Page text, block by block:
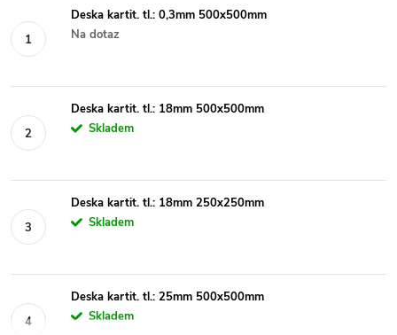
Deska kartit. tl.: 0,3mm 500x500mm
Na dotaz
Deska kartit. tl.: 18mm 500x500mm
Skladem
Deska kartit. tl.: 18mm 250x250mm
Skladem
Deska kartit. tl.: 25mm 500x500mm
Skladem